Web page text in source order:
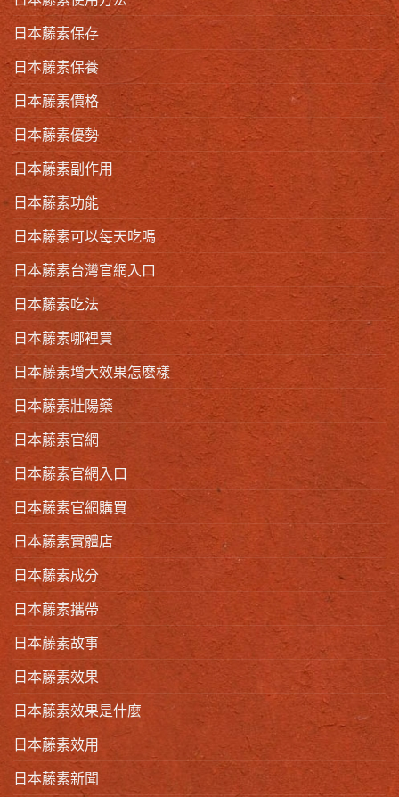
日本藤素保存
日本藤素保養
日本藤素價格
日本藤素優勢
日本藤素副作用
日本藤素功能
日本藤素可以每天吃嗎
日本藤素台灣官網入口
日本藤素吃法
日本藤素哪裡買
日本藤素增大效果怎麽樣
日本藤素壯陽藥
日本藤素官網
日本藤素官網入口
日本藤素官網購買
日本藤素實體店
日本藤素成分
日本藤素攜帶
日本藤素故事
日本藤素效果
日本藤素效果是什麼
日本藤素效用
日本藤素新聞